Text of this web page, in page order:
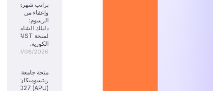
براتب شهري
وإعفاء من
الرسوم:
دليلك الشامل
لمنحة KAIST
الكورية.
03/08/2026
منحة جامعة
ريتسوميكان